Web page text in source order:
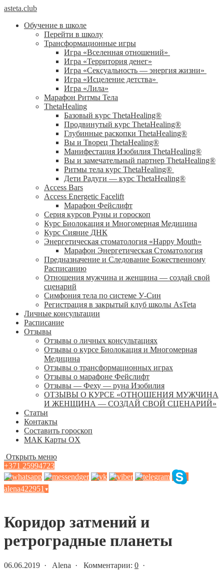
asteta.club
Обучение в школе
Перейти в школу
Трансформационные игры
Игра «Вселенная отношений»
Игра «Территория денег»
Игра «Сексуальность — энергия жизни»
Игра «Исцеление детства»
Игра «Лила»
Марафон Ритмы Тела
ThetaHealing
Базовый курс ThetaHealing®
Продвинутый курс ThetaHealing®
Глубинные раскопки ThetaHealing®
Вы и Творец ThetaHealing®
Манифестация Изобилия ThetaHealing®
Вы и замечательный партнер ThetaHealing®
Ритмы тела курс ThetaHealing®
Дети Радуги — курс ThetaHealing®
Access Bars
Access Energetic Facelift
Марафон Фейслифт
Серия курсов Руны и гороскоп
Курс Биолокация и Многомерная Медицина
Курс Сияние ДНК
Энергетическая стоматология «Happy Mouth»
Марафон Энергетическая Cтоматология
Предназначение и Следование Божественному
Расписанию
Отношения мужчина и женщина — создай свой
сценарий
Симфония тела по системе У-Син
Регистрация в закрытый клуб школы AsTeta
Личные консультации
Расписание
Отзывы
Отзывы о личных консультациях
Отзывы о курсе Биолокация и Многомерная
Медицина
Отзывы о трансформационных играх
Отзывы о марафоне Фейслифт
Отзывы — Феху — руна Изобилия
ОТЗЫВЫ О КУРСЕ «ОТНОШЕНИЯ МУЖЧИНА
И ЖЕНЩИНА — СОЗДАЙ СВОЙ СЦЕНАРИЙ»
Статьи
Контакты
Составить гороскоп
МАК Карты OХ
Открыть меню
+371 25994723
alena422951 ▾
Коридор затмений и
ретроградные планеты
06.06.2019 · Alena · Комментарии: 0 ·